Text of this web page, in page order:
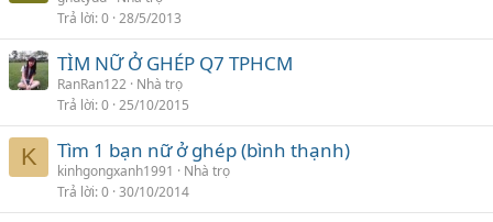
Trả lời 0 28/5/2013
TÌM NỮ Ở GHÉP Q7 TPHCM
RanRan122 Nhà trọ
Trả lời 0 25/10/2015
K Tìm 1 bạn nữ ở ghép (bình thạnh)
kinhgongxanh1991
Nhà trọ
Trả lời 0 30/10/2014